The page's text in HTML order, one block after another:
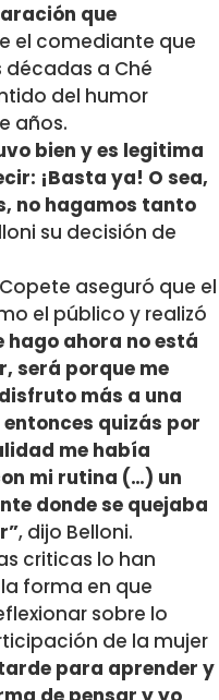
que
el comediante que
a Ché
del humor
años.
bien y es legitima
¡Basta ya! O sea,
no hagamos tanto
su decisión de
aseguró que el
el público y realizó
hago ahora no está
será porque me
más a una
quizás por
me había
mi rutina (…) un
donde se quejaba
, dijo Belloni.
criticas lo han
forma en que
sobre lo
de la mujer
para aprender y